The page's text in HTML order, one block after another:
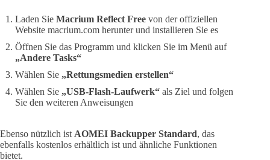
Laden Sie Macrium Reflect Free von der offiziellen
Website macrium.com herunter und installieren Sie es
Öffnen Sie das Programm und klicken Sie im Menü auf
„Andere Tasks“
Wählen Sie „Rettungsmedien erstellen“
Wählen Sie „USB-Flash-Laufwerk“ als Ziel und folgen
Sie den weiteren Anweisungen
Ebenso nützlich ist AOMEI Backupper Standard, das
ebenfalls kostenlos erhältlich ist und ähnliche Funktionen
bietet.